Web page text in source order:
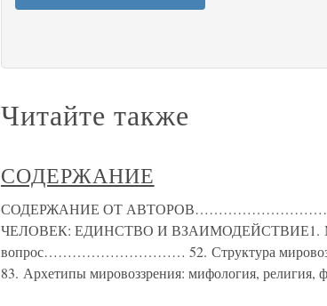
Читайте также
СОДЕРЖАНИЕ
СОДЕРЖАНИЕ ОТ
ЧЕЛОВЕК: ЕДИНСТВО И ВЗАИМОДЕЙСТВИЕ1.
вопрос………………………… 52. Структура
83. Архетипы мировоззрения: мифология,